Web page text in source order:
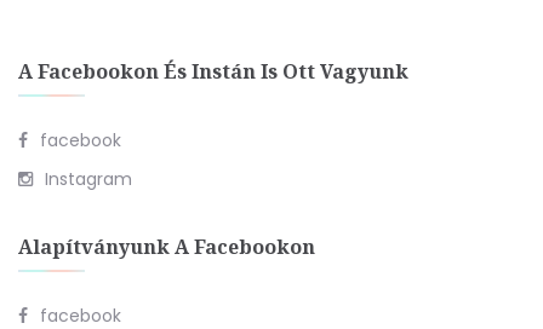
A Facebookon És Instán Is Ott Vagyunk
facebook
Instagram
Alapítványunk A Facebookon
facebook